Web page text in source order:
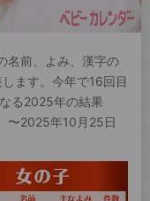
名前、よみ、漢字の
ます。今年で16回目
る2025年の結果
〜2025年10月25日